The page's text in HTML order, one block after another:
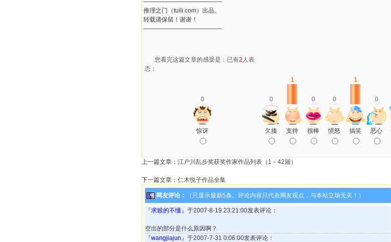
―――――――――――――
推理之门（tuili.com）出品。
转载请保留！谢谢！
―――――――――――――
您看完这篇文章的感受是：已有2 人表
态：
0 0
1
0 0
1
0
惊讶 欠揍 支持 很棒 愤怒 搞笑 恶心
上一篇文章： 江户川乱步奖获奖作家作品列表（1－42届）
下一篇文章： 仁木悦子作品全集
网友评论： （只显示最新5条。评论内容只代表网友观点，与本站立场无关！）
『求赎的不懂』于2007-8-19 23:21:00发表评论：
空出的部分是什么原因啊？
『wangjiajun』于2007-7-31 0:06:00发表评论：